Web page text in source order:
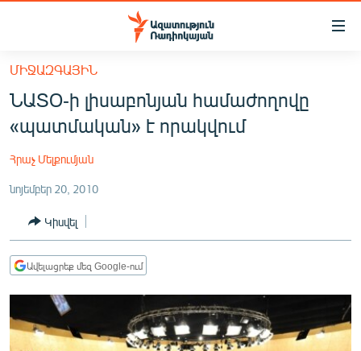
Մատչելիության
հիմնական
բովանդակությանը
հիմնական
մենյուին
ՀԱՅԱՍՏԱՆ
ՔԱՂԱՔԱԿԱՆ
ԸՆՏՐՈՒԹՅՈՒՆՆԵՐ 2026
ԻՐԱՎՈՒՆՔ
ՀԱՍԱՐԱԿՈՒԹՅՈՒՆ
ՏՆՏԵՍՈՒԹՅՈՒՆ
ՊԱՏԵՐԱԶՄԻ 6 ՇԱԲԱԹՆԵՐԸ
ՏԱՐԱԾԱՇՐՋԱՆ
ՄԻՋԱԶԳԱՅԻՆ
ՆԱՏՕ-ի լիսաբոնյան համաժողովը
«պատմական» է որակվում
Հրաչ Մելքումյան
նոյեմբեր 20, 2010
Կիսվել
Ավելացրեք մեզ Google-ում